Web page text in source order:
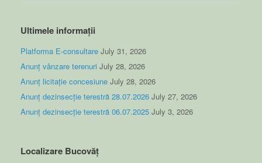
Ultimele informații
Platforma E-consultare July 31, 2026
Anunț vânzare terenuri July 28, 2026
Anunț licitație concesiune July 28, 2026
Anunț dezinsecție terestră 28.07.2026 July 27, 2026
Anunț dezinsecție terestră 06.07.2025 July 3, 2026
Localizare Bucovăț